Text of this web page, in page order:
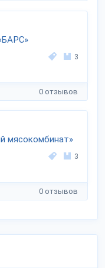
3
0 отзывов
мясокомбинат»
3
0 отзывов